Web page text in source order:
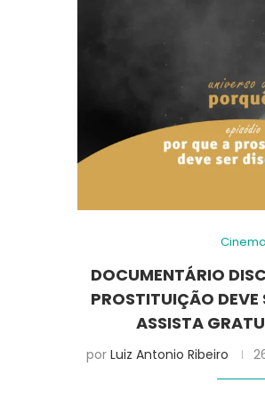
Cinema
DOCUMENTÁRIO
PROSTITUIÇÃO DEVE
ASSISTA
por Luiz Antonio Ribeiro